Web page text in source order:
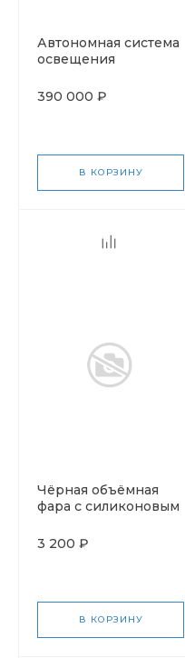
Автономная система
освещения
390 000 ₽
В КОРЗИНУ
Чёрная объёмная
фара с силиконовым
3 200 ₽
В КОРЗИНУ